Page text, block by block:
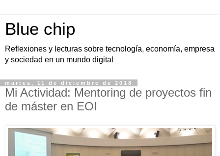
Blue chip
Reflexiones y lecturas sobre tecnología, economía, empresa
y sociedad en un mundo digital
martes, 11 de diciembre de 2018
Mi Actividad: Mentoring de proyectos fin
de máster en EOI